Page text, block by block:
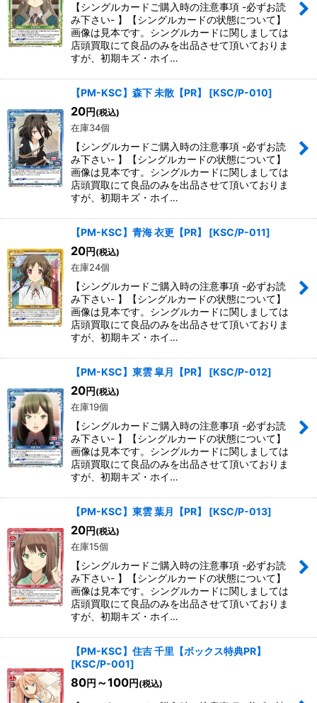
【シングルカードご購入時の注意事項 -必ずお読
み下さい- 】【シングルカードの状態について】
画像は見本です。シングルカードに関しましては
店頭買取にて良品のみを出品させて頂いておりま
すが、初期キズ・ホイ…
【PM-KSC】森下 未散【PR】 [KSC/P-010]
20円 (税込)
在庫34個
【シングルカードご購入時の注意事項 -必ずお読
み下さい- 】【シングルカードの状態について】
画像は見本です。シングルカードに関しましては
店頭買取にて良品のみを出品させて頂いておりま
すが、初期キズ・ホイ…
【PM-KSC】青海 衣更【PR】 [KSC/P-011]
20円 (税込)
在庫24個
【シングルカードご購入時の注意事項 -必ずお読
み下さい- 】【シングルカードの状態について】
画像は見本です。シングルカードに関しましては
店頭買取にて良品のみを出品させて頂いておりま
すが、初期キズ・ホイ…
【PM-KSC】東雲 皐月【PR】 [KSC/P-012]
20円 (税込)
在庫19個
【シングルカードご購入時の注意事項 -必ずお読
み下さい- 】【シングルカードの状態について】
画像は見本です。シングルカードに関しましては
店頭買取にて良品のみを出品させて頂いておりま
すが、初期キズ・ホイ…
【PM-KSC】東雲 葉月【PR】 [KSC/P-013]
20円 (税込)
在庫15個
【シングルカードご購入時の注意事項 -必ずお読
み下さい- 】【シングルカードの状態について】
画像は見本です。シングルカードに関しましては
店頭買取にて良品のみを出品させて頂いておりま
すが、初期キズ・ホイ…
【PM-KSC】住吉 千里【ボックス特典PR】
[KSC/P-001]
80円 ～100円 (税込)